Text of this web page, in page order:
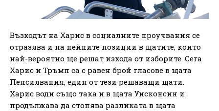
Възходът на Харис в социалните проучвания се
отразява и на нейните позиции в щатите, които
най-вероятно ще решат изхода от изборите. Сега
Харис и Тръмп са с равен брой гласове в щата
Пенсилвания, един от тези решаващи щати.
Харис води също така и в щата Уисконсин и
продължава да стопява разликата в щата